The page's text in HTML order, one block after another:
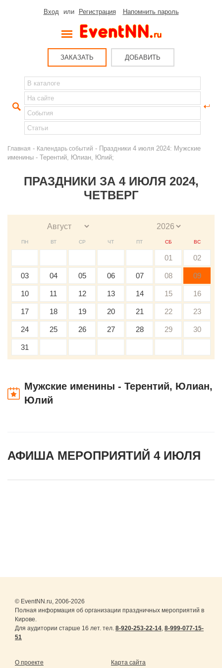
Вход или Регистрация Напомнить пароль
ЗАКАЗАТЬ ДОБАВИТЬ
Главная - Календарь событий - Праздники 4 июля 2024: Мужские
именины - Терентий, Юлиан, Юлий;
ПРАЗДНИКИ ЗА 4 ИЮЛЯ 2024,
ЧЕТВЕРГ
ПН ВТ СР ЧТ ПТ СБ ВС
01 02
03 04 05 06 07 08 09
10 11 12 13 14 15 16
17 18 19 20 21 22 23
24 25 26 27 28 29 30
31
Мужские именины - Терентий, Юлиан,
Юлий
АФИША МЕРОПРИЯТИЙ 4 ИЮЛЯ
© EventNN.ru, 2006-2026
Полная информация об организации праздничных мероприятий в
Кирове.
Для аудитории старше 16 лет. тел. 8-920-253-22-14, 8-999-077-15-
51
О проекте Карта сайта